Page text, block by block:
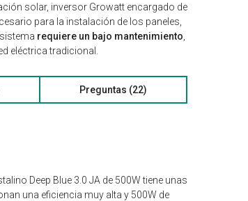
solar, inversor Growatt encargado de
para la instalación de los paneles,
requiere un bajo mantenimiento
eléctrica tradicional.
Preguntas (22)
Deep Blue 3.0 JA de 500W tiene unas
una eficiencia muy alta y 500W de